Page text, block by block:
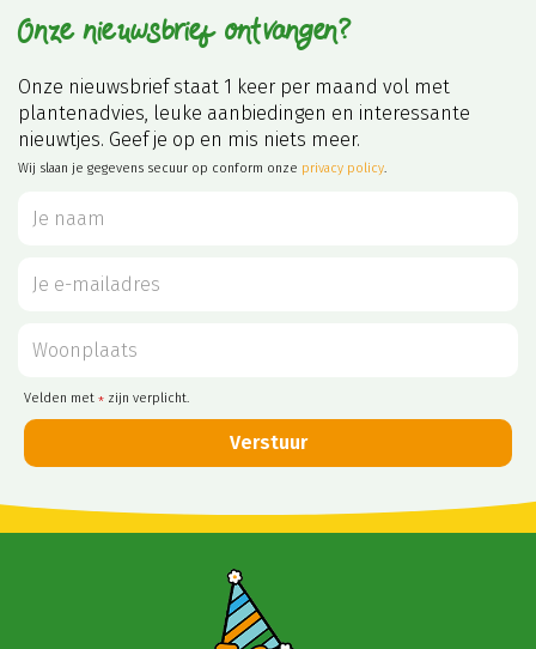
Onze nieuwsbrief ontvangen?
Onze nieuwsbrief staat 1 keer per maand vol met
plantenadvies, leuke aanbiedingen en interessante
nieuwtjes. Geef je op en mis niets meer.
Wij slaan je gegevens secuur op conform onze privacy policy.
Velden met * zijn verplicht.